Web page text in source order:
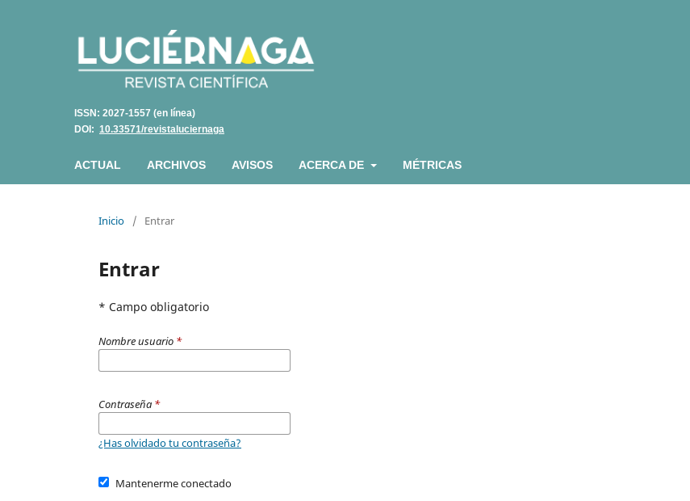
ISSN: 2027-1557 (en línea)
DOI: 10.33571/revistaluciernaga
ACTUAL ARCHIVOS AVISOS ACERCA DE MÉTRICAS
Inicio / Entrar
Entrar
* Campo obligatorio
Nombre usuario *
Contraseña *
¿Has olvidado tu contraseña?
Mantenerme conectado